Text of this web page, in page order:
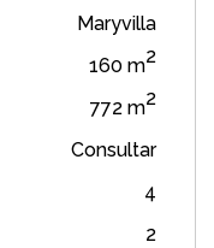
Maryvilla
160 m2
772 m2
Consultar
4
2